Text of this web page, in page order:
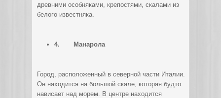
древними особняками, крепостями, скалами из
белого известняка.
4. Манарола
Город, расположенный в северной части Италии.
Он находится на большой скале, которая будто
нависает над морем. В центре находится